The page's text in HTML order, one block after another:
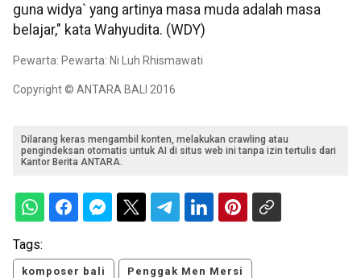
guna widya` yang artinya masa muda adalah masa
belajar," kata Wahyudita. (WDY)
Pewarta: Pewarta: Ni Luh Rhismawati
Copyright © ANTARA BALI 2016
Dilarang keras mengambil konten, melakukan crawling atau
pengindeksan otomatis untuk AI di situs web ini tanpa izin tertulis dari
Kantor Berita ANTARA.
Tags:
komposer bali Penggak Men Mersi